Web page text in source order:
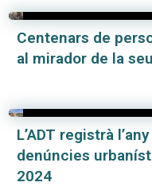
Centenars de
al mirador de la
L’ADT registrà
denúncies
2024